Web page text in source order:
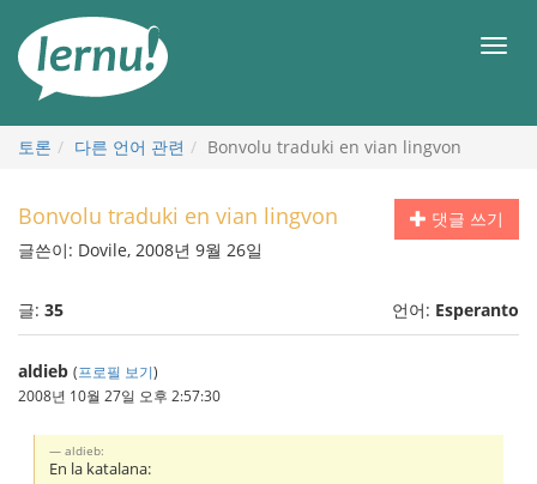
메
토론 다른 언어 관련 Bonvolu traduki en vian lingvon
댓글 쓰기
Bonvolu traduki en vian lingvon
글쓴이: Dovile, 2008년 9월 26일
글: 35 언어: Esperanto
aldieb (프로필 보기)
2008년 10월 27일 오후 2:57:30
aldieb:
En la katalana: